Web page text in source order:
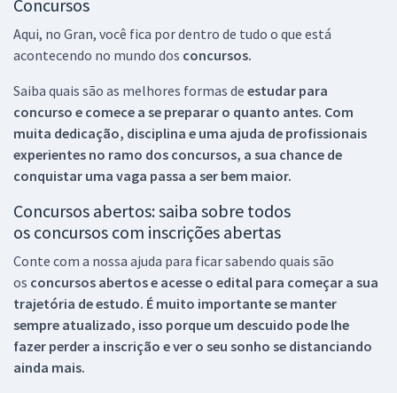
Concursos
Aqui, no Gran, você fica por dentro de tudo o que está
acontecendo no mundo dos concursos.
Saiba quais são as melhores formas de estudar para
concurso e comece a se preparar o quanto antes. Com
muita dedicação, disciplina e uma ajuda de profissionais
experientes no ramo dos concursos, a sua chance de
conquistar uma vaga passa a ser bem maior.
Concursos abertos: saiba sobre todos
os concursos com inscrições abertas
Conte com a nossa ajuda para ficar sabendo quais são
os concursos abertos e acesse o edital para começar a sua
trajetória de estudo. É muito importante se manter
sempre atualizado, isso porque um descuido pode lhe
fazer perder a inscrição e ver o seu sonho se distanciando
ainda mais.